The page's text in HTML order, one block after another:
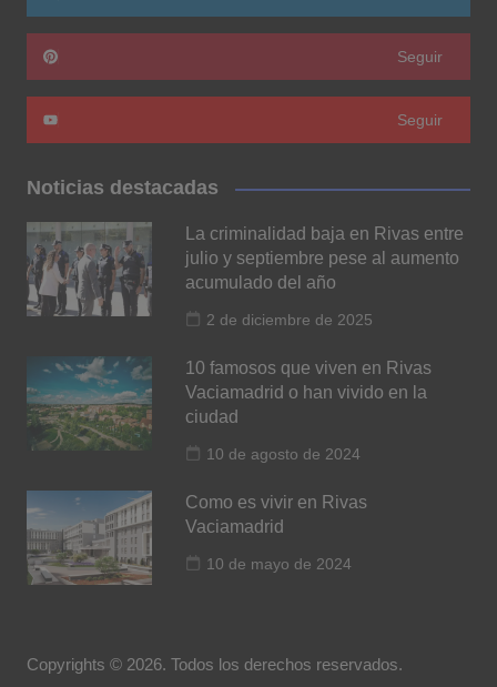
Seguir
Seguir
Noticias destacadas
La criminalidad baja en Rivas entre
julio y septiembre pese al aumento
acumulado del año
2 de diciembre de 2025
10 famosos que viven en Rivas
Vaciamadrid o han vivido en la
ciudad
10 de agosto de 2024
Como es vivir en Rivas
Vaciamadrid
10 de mayo de 2024
Copyrights © 2026. Todos los derechos reservados.